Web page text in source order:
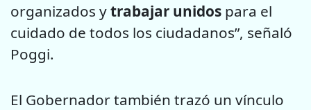
organizados ytrabajar unidos para el
cuidado de todos los ciudadanos”, señaló
Poggi.
El Gobernador también trazó un vínculo